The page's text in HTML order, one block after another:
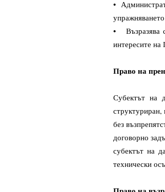
•
• Възразява
интересите
Право на
Субектът на
без
договорно
субектът на
технически